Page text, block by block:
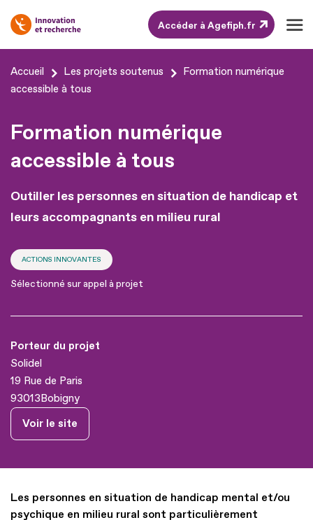
Aller
au
Aller
pied
Accéder à Agefiph.fr
Accueil Les projets soutenus
Formation numérique
accessible à tous
Formation numérique
accessible à tous
Outiller les personnes en situation de handicap et
leurs accompagnants en milieu rural
ACTIONS INNOVANTES
Sélectionné sur appel à projet
Porteur du projet
Solidel
19 Rue de Paris
93013Bobigny
Voir le site
Les personnes en situation de handicap mental et/ou
psychique en milieu rural sont particulièrement